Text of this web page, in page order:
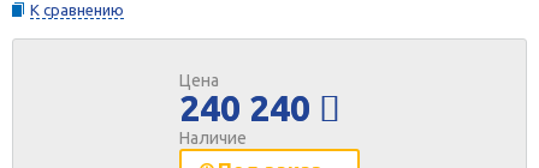
К сравнению
Цена
240 240
Наличие